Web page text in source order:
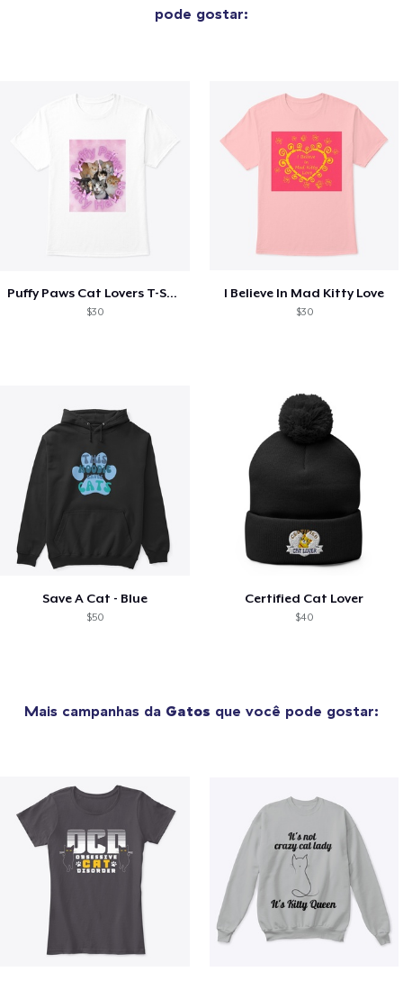
pode gostar:
Puffy Paws Cat Lovers T-Shirt
$30
I Believe In Mad Kitty Love
$30
Save A Cat - Blue
$50
Certified Cat Lover
$40
Mais campanhas da Gatos que você pode gostar: